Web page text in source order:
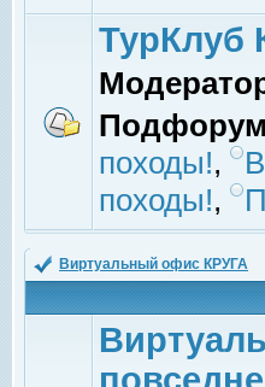
ТурКлуб
походы!,
походы!,
Виртуальный офис КРУГА